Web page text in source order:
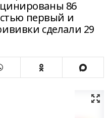
86
первый и
сделали 29